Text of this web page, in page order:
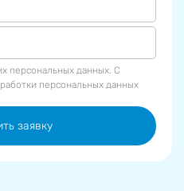
персональных данных. С
персональных данных
заявку